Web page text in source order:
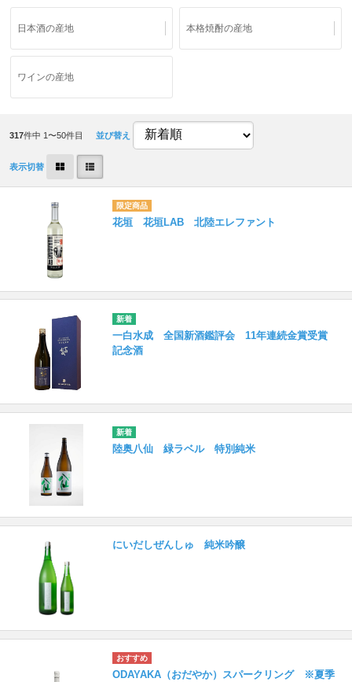
日本酒の産地 本格焼酎の産地
ワインの産地
317件中 1〜50件目 並び替え
表示切替
花垣 花垣LAB 北陸エレファント
一白水成 全国新酒鑑評会 11年連続金賞受賞
記念酒
陸奥八仙 緑ラベル 特別純米
にいだしぜんしゅ 純米吟醸
ODAYAKA（おだやか）スパークリング ※夏季